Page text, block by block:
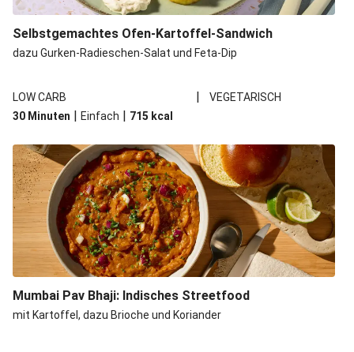
Selbstgemachtes Ofen-Kartoffel-Sandwich
dazu Gurken-Radieschen-Salat und Feta-Dip
LOW CARB |
VEGETARISCH
30 Minuten | Einfach | 715 kcal
Mumbai Pav Bhaji: Indisches Streetfood
mit Kartoffel, dazu Brioche und Koriander